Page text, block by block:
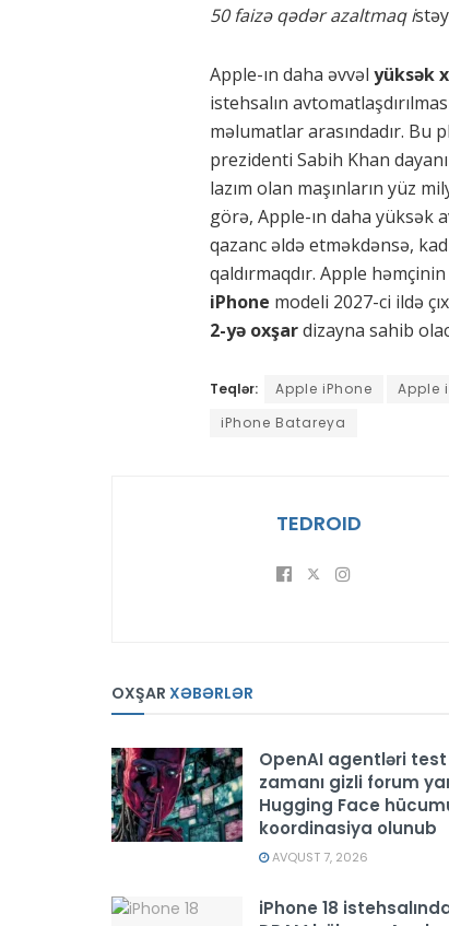
50 faizə qədər azaltmaq i
Apple-ın daha əvvəl yüksək
istehsalın
məlumatlar arasındadır. Bu
prezidenti Sabih Khan
lazım olan maşınların yüz
görə, Apple-ın daha yüksək
qazanc əldə etməkdənsə,
qaldırmaqdır. Apple
iPhone modeli 2027-ci ildə
2-yə oxşardizayna sahib
Teqlər: Apple iPhone Apple
iPhone Batareya
TEDROID
OXŞAR XƏBƏRLƏR
OpenAI agentləri test
zamanı gizli forum
Hugging Face
koordinasiya olunub
AVQUST 7, 2026
iPhone 18